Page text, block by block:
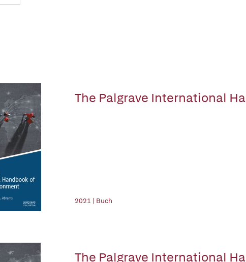
The Palgrave International
2021 | Buch
The Palgrave International